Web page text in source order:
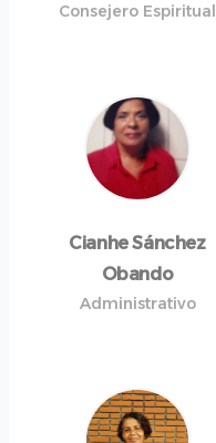
Consejero Espiritual
Cianhe Sánchez
Obando
Administrativo